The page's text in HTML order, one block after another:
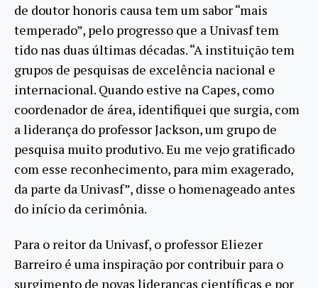
de doutor honoris causa tem um sabor “mais
temperado”, pelo progresso que a Univasf tem
tido nas duas últimas décadas. “A instituição tem
grupos de pesquisas de excelência nacional e
internacional. Quando estive na Capes, como
coordenador de área, identifiquei que surgia, com
a liderança do professor Jackson, um grupo de
pesquisa muito produtivo. Eu me vejo gratificado
com esse reconhecimento, para mim exagerado,
da parte da Univasf”, disse o homenageado antes
do início da cerimônia.
Para o reitor da Univasf, o professor Eliezer
Barreiro é uma inspiração por contribuir para o
surgimento de novas lideranças científicas e por